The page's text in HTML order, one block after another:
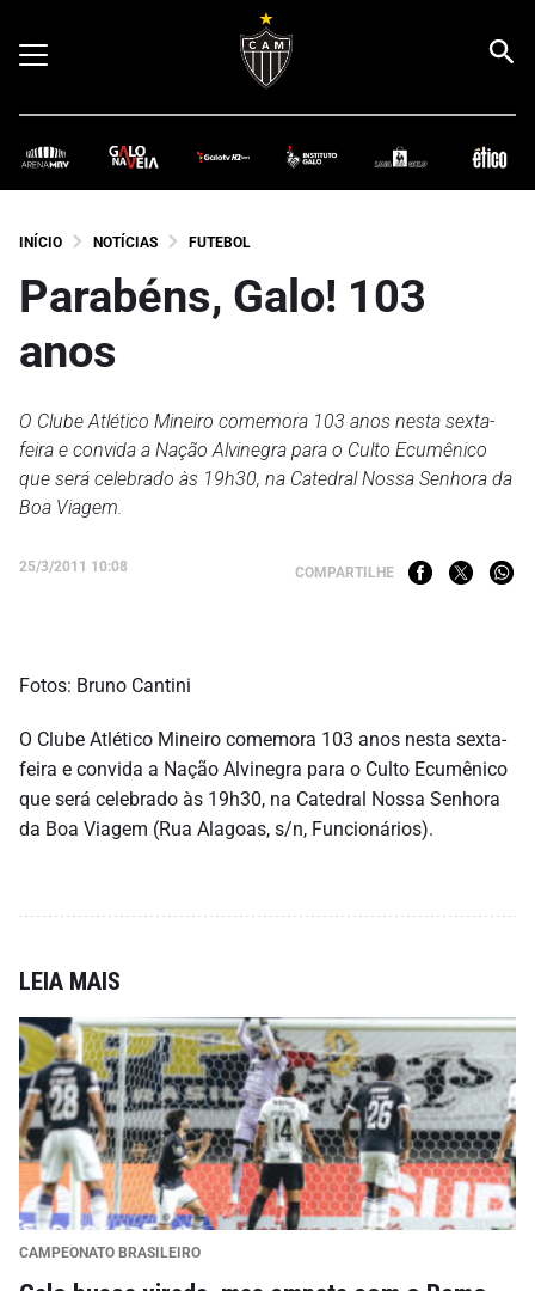
INÍCIO NOTÍCIAS FUTEBOL
Parabéns, Galo! 103
anos
O Clube Atlético Mineiro comemora 103 anos nesta sexta-
feira e convida a Nação Alvinegra para o Culto Ecumênico
que será celebrado às 19h30, na Catedral Nossa Senhora da
Boa Viagem.
25/3/2011 10:08 COMPARTILHE
Fotos: Bruno Cantini
O Clube Atlético Mineiro comemora 103 anos nesta sexta-
feira e convida a Nação Alvinegra para o Culto Ecumênico
que será celebrado às 19h30, na Catedral Nossa Senhora
da Boa Viagem (Rua Alagoas, s/n, Funcionários).
LEIA MAIS
CAMPEONATO BRASILEIRO